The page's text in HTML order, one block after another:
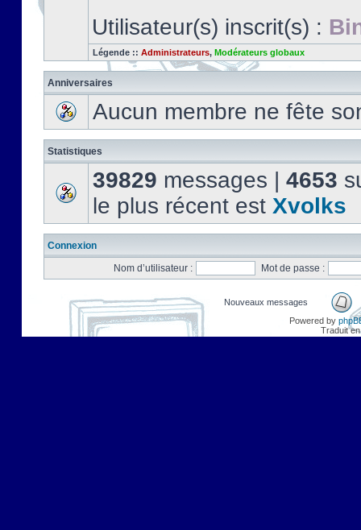
Utilisateur(s) inscrit(s) :
Légende :: Administrateurs, Modérateurs globaux
Anniversaires
Aucun membre ne fête
Statistiques
39829 messages | 4653
le plus récent est Xvolks
Connexion
Nom d’utilisateur :
Mot de passe :
Nouveaux messages
Powered by
Traduit